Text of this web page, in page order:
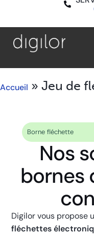
Accueil » Jeu de
Borne fléchette
Nos
bornes
Digilor vous propose
fléchettes